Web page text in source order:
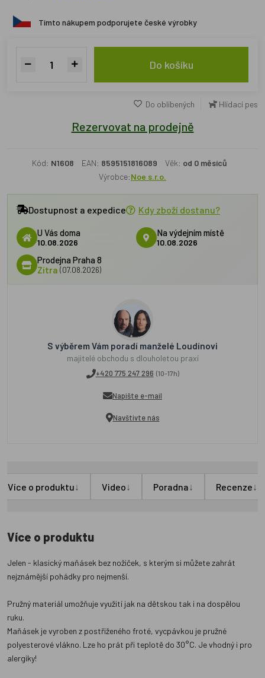
Tímto nákupem podporujete české výrobky
Do košíku
Do oblíbených Hlídací pes
Rezervovat na prodejně
Kód: N1608 EAN: 8595151816089 Věk: od 0 měsíců
Výrobce:Noe s.r.o.
Dostupnost a expedice Kdy zboží dostanu?
U Vás doma
10.08.2026
Na výdejním místě
10.08.2026
Prodejna Praha 8
Zítra (07.08.2026)
S výběrem Vám poradí manželé Loudínovi
majitelé obchodu s dlouholetou praxí
+420 775 247 296 (10-17h)
Napište e-mail
Navštivte nás
Více o produktu↓ Video↓ Poradna↓ Recenze↓
Více o produktu
Jelen - klasický maňásek bez nožiček, s kterým si můžete zahrát
nejznámější pohádky pro nejmenší.
Pružný materiál umožňuje využití jak na dětskou tak i na dospělou
ruku.
Maňásek je vyroben z postřiženého froté, vycpávkou je pružné
polyesterové vlákno. Lze ho prát při teplotě do 30°C. Je vhodný i pro
alergiky!